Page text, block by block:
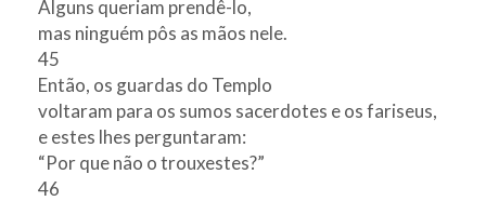
Alguns queriam prendê-lo,
mas ninguém pôs as mãos nele.
45
Então, os guardas do Templo
voltaram para os sumos sacerdotes e os fariseus,
e estes lhes perguntaram:
“Por que não o trouxestes?”
46